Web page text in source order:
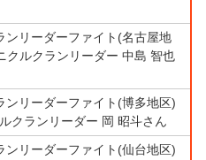
ンリーダーファイト(名古屋地
クルクランリーダー 中島 智也
ンリーダーファイト(博多地区)
クランリーダー 岡 昭斗さん
ンリーダーファイト(仙台地区)